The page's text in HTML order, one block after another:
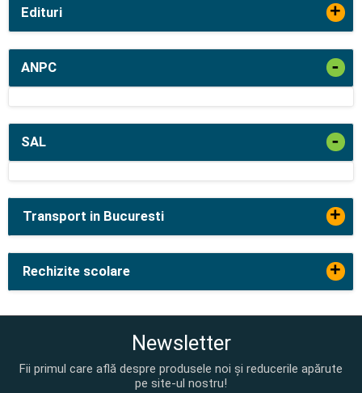
Edituri +
ANPC -
SAL -
Transport in Bucuresti +
Rechizite scolare +
Newsletter
Fii primul care află despre produsele noi și reducerile apărute
pe site-ul nostru!